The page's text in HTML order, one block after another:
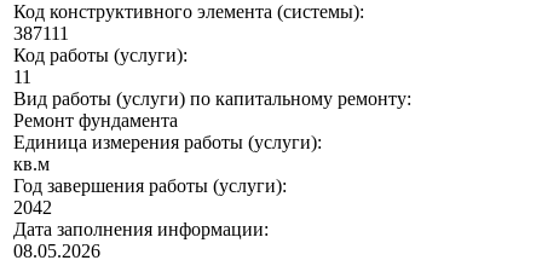
Код конструктивного элемента (системы):
387111
Код работы (услуги):
11
Вид работы (услуги) по капитальному ремонту:
Ремонт фундамента
Единица измерения работы (услуги):
кв.м
Год завершения работы (услуги):
2042
Дата заполнения информации:
08.05.2026